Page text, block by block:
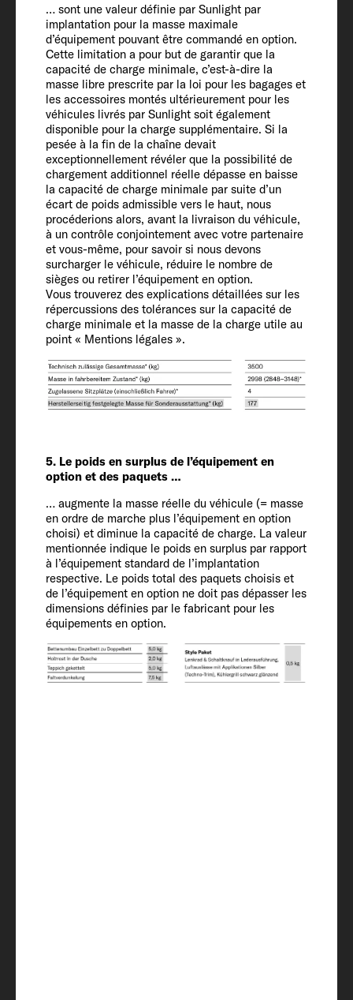
… sont une valeur définie par Sunlight par
implantation pour la masse maximale
d’équipement pouvant être commandé en option.
Cette limitation a pour but de garantir que la
capacité de charge minimale, c’est-à-dire la
masse libre prescrite par la loi pour les bagages et
les accessoires montés ultérieurement pour les
véhicules livrés par Sunlight soit également
disponible pour la charge supplémentaire. Si la
pesée à la fin de la chaîne devait
exceptionnellement révéler que la possibilité de
chargement additionnel réelle dépasse en baisse
la capacité de charge minimale par suite d’un
écart de poids admissible vers le haut, nous
procéderions alors, avant la livraison du véhicule,
à un contrôle conjointement avec votre partenaire
et vous-même, pour savoir si nous devons
surcharger le véhicule, réduire le nombre de
sièges ou retirer l’équipement en option.
Vous trouverez des explications détaillées sur les
répercussions des tolérances sur la capacité de
charge minimale et la masse de la charge utile au
point « Mentions légales ».
5. Le poids en surplus de l’équipement en
option et des paquets …
… augmente la masse réelle du véhicule (= masse
en ordre de marche plus l’équipement en option
choisi) et diminue la capacité de charge. La valeur
mentionnée indique le poids en surplus par rapport
à l’équipement standard de l’implantation
respective. Le poids total des paquets choisis et
de l’équipement en option ne doit pas dépasser les
dimensions définies par le fabricant pour les
équipements en option.
Masse en charge maximale
techniquement admissible* (kg)
3500
Augmentation du PTAC (option)
4100
Poids tractable 12 % freiné / non freiné
2000 / 750
Pneumatiques
235/65 R16
Empattement
396
Équipement
Couchages
Dimensions couchage capucine
195 x 140 - 110 OPT
Dimensions couchage arrière
195 x 150
Dimensions couchage dînette (option)